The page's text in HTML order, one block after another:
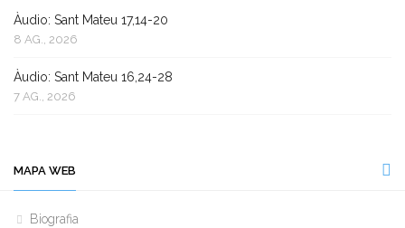
Àudio: Sant Mateu 17,14-20
8 AG., 2026
Àudio: Sant Mateu 16,24-28
7 AG., 2026
MAPA WEB
Biografia